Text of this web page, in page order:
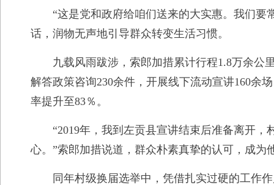
“这是党和政府给咱们送来的大实惠。我们
话，润物无声地引导群众转变生活习惯。
九载风雨跋涉，索郎加措累计行程1.8万余公
解答政策咨询230余件，开展线下流动宣讲160余
率提升至83％。
“2019年，我到左贡县宣讲结束后准备离开
心。”索郎加措说道，群众朴素真挚的认可，成为
同年村级换届选举中，凭借扎实过硬的工作